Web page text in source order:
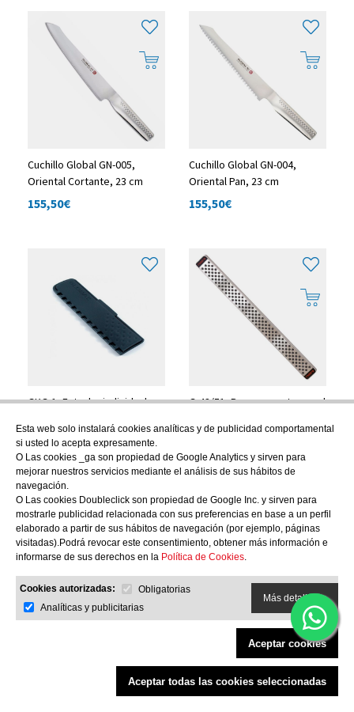
Filtrar productos
Cuchillo Global GN-005,
Oriental Cortante, 23 cm
155,50€
Cuchillo Global GN-004,
Oriental Pan, 23 cm
155,50€
GKG-1, Estuche individual
39,70€
G-42/51, Barra soporte mural
Cuchillo Global G-80,
Santoku, alveolado, 18 cm
146,70€
Esta web solo instalará cookies analíticas y de publicidad comportamental
si usted lo acepta expresamente.
O Las cookies _ga son propiedad de Google Analytics y sirven para
mejorar nuestros servicios mediante el análisis de sus hábitos de
navegación.
O Las cookies Doubleclick son propiedad de Google Inc. y sirven para
mostrarle publicidad relacionada con sus preferencias en base a un perfil
elaborado a partir de sus hábitos de navegación (por ejemplo, páginas
visitadas).Podrá revocar este consentimiento, obtener más información e
informarse de sus derechos en la Política de Cookies.
Cookies autorizadas:
Obligatorias
Analíticas y publicitarias
Más detalles
Aceptar cookies
Aceptar todas las cookies seleccionadas